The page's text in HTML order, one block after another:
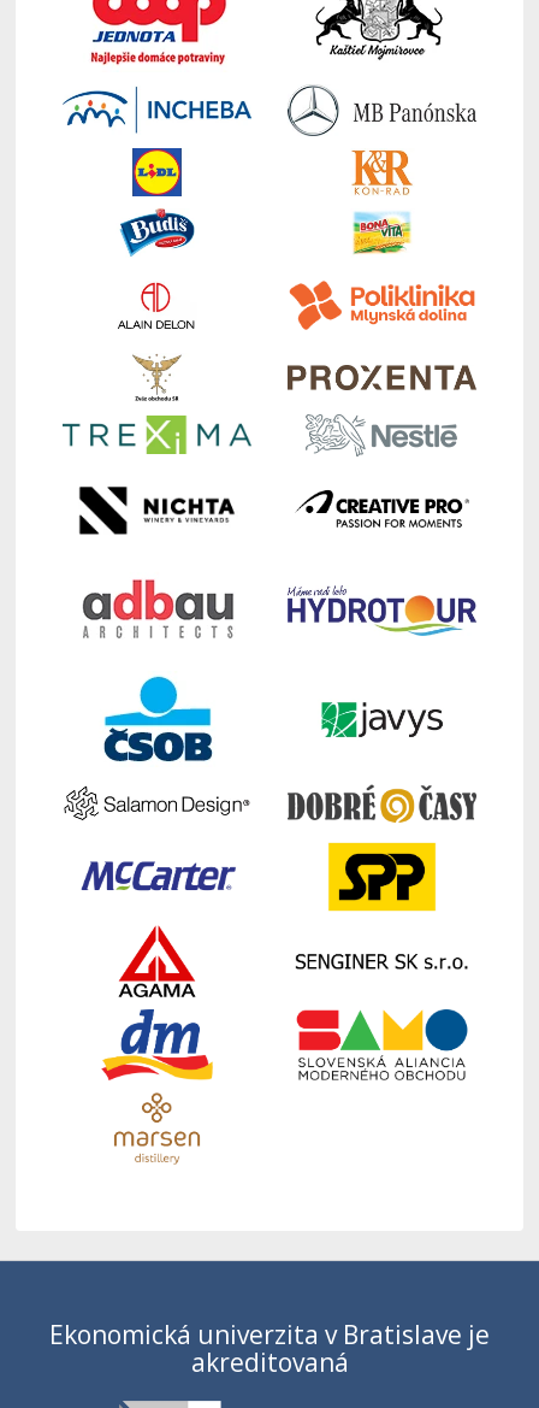
Ekonomická univerzita v Bratislave je
akreditovaná